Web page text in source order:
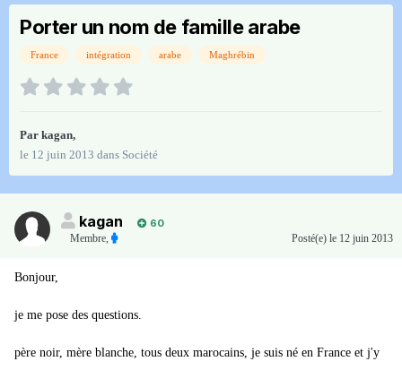
Porter un nom de famille arabe
France intégration arabe Maghrébin
Par kagan,
le 12 juin 2013 dans Société
kagan
60
Membre, Posté(e) le 12 juin 2013
Bonjour,
je me pose des questions.
père noir, mère blanche, tous deux marocains, je suis né en France et j'y